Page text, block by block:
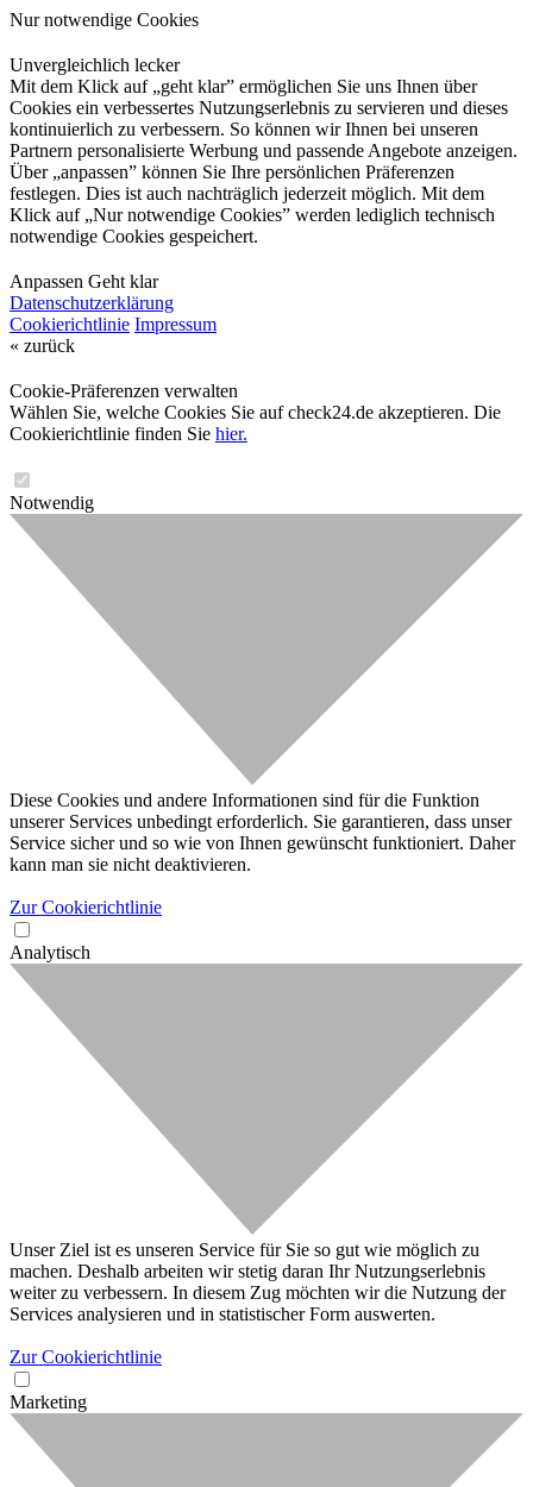
Nur notwendige Cookies
Unvergleichlich lecker
Mit dem Klick auf „geht klar” ermöglichen Sie uns Ihnen über
Cookies ein verbessertes Nutzungserlebnis zu servieren und dieses
kontinuierlich zu verbessern. So können wir Ihnen bei unseren
Partnern personalisierte Werbung und passende Angebote anzeigen.
Über „anpassen” können Sie Ihre persönlichen Präferenzen
festlegen. Dies ist auch nachträglich jederzeit möglich. Mit dem
Klick auf „Nur notwendige Cookies” werden lediglich technisch
notwendige Cookies gespeichert.
Anpassen Geht klar
Datenschutzerklärung
Cookierichtlinie Impressum
« zurück
Cookie-Präferenzen verwalten
Wählen Sie, welche Cookies Sie auf check24.de akzeptieren. Die
Cookierichtlinie finden Sie hier.
Notwendig
Diese Cookies und andere Informationen sind für die Funktion
unserer Services unbedingt erforderlich. Sie garantieren, dass unser
Service sicher und so wie von Ihnen gewünscht funktioniert. Daher
kann man sie nicht deaktivieren.
Zur Cookierichtlinie
Analytisch
Unser Ziel ist es unseren Service für Sie so gut wie möglich zu
machen. Deshalb arbeiten wir stetig daran Ihr Nutzungserlebnis
weiter zu verbessern. In diesem Zug möchten wir die Nutzung der
Services analysieren und in statistischer Form auswerten.
Zur Cookierichtlinie
Marketing